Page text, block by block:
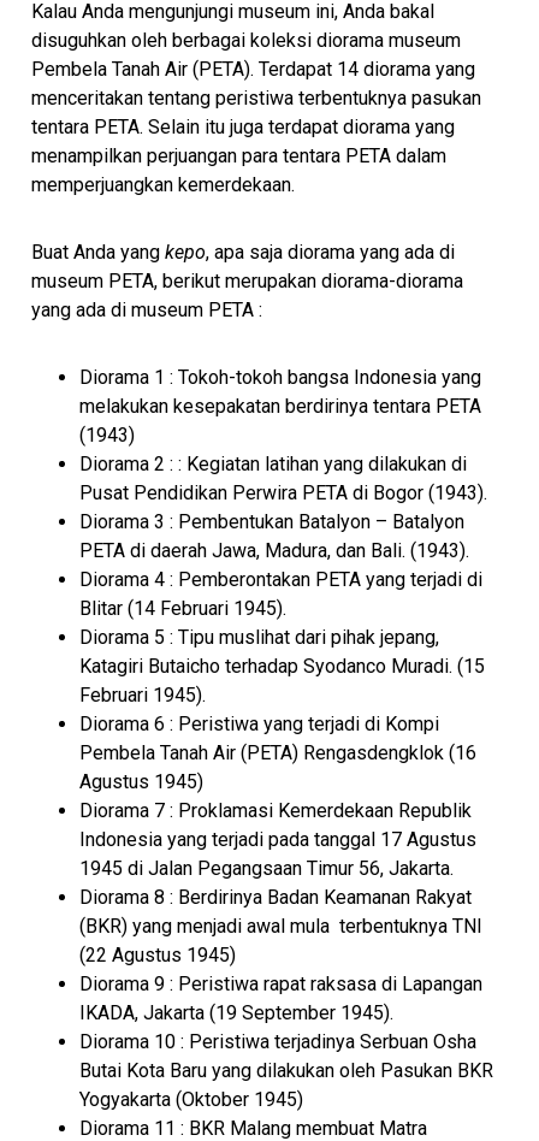
Kalau Anda mengunjungi museum ini, Anda bakal
disuguhkan oleh berbagai koleksi diorama museum
Pembela Tanah Air (PETA). Terdapat 14 diorama yang
menceritakan tentang peristiwa terbentuknya pasukan
tentara PETA. Selain itu juga terdapat diorama yang
menampilkan perjuangan para tentara PETA dalam
memperjuangkan kemerdekaan.
Buat Anda yangkepo, apa saja diorama yang ada di
museum PETA, berikut merupakan diorama-diorama
yang ada di museum PETA :
Diorama 1 : Tokoh-tokoh bangsa Indonesia yang
melakukan kesepakatan berdirinya tentara PETA
(1943)
Diorama 2 : : Kegiatan latihan yang dilakukan di
Pusat Pendidikan Perwira PETA di Bogor (1943).
Diorama 3 : Pembentukan Batalyon – Batalyon
PETA di daerah Jawa, Madura, dan Bali. (1943).
Diorama 4 : Pemberontakan PETA yang terjadi di
Blitar (14 Februari 1945).
Diorama 5 : Tipu muslihat dari pihak jepang,
Katagiri Butaicho terhadap Syodanco Muradi. (15
Februari 1945).
Diorama 6 : Peristiwa yang terjadi di Kompi
Pembela Tanah Air (PETA) Rengasdengklok (16
Agustus 1945)
Diorama 7 : Proklamasi Kemerdekaan Republik
Indonesia yang terjadi pada tanggal 17 Agustus
1945 di Jalan Pegangsaan Timur 56, Jakarta.
Diorama 8 : Berdirinya Badan Keamanan Rakyat
(BKR) yang menjadi awal mula terbentuknya TNI
(22 Agustus 1945)
Diorama 9 : Peristiwa rapat raksasa di Lapangan
IKADA, Jakarta (19 September 1945).
Diorama 10 : Peristiwa terjadinya Serbuan Osha
Butai Kota Baru yang dilakukan oleh Pasukan BKR
Yogyakarta (Oktober 1945)
Diorama 11 : BKR Malang membuat Matra